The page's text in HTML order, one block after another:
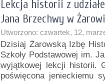
Lekcja historii z
Jana Brzechwy w
Utworzono: czwartek, 12,
Dzisiaj Żarowską Izbę
Szkoły Podstawowej im.
wyjątkowej lekcji historii.
poświęcona jenieckiemu